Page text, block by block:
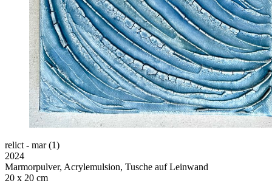
relict - mar (1)
2024
Marmorpulver, Acrylemulsion, Tusche auf Leinwand
20 x 20 cm